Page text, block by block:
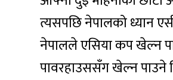
त्यसपछि नेपालको ध्यान
नेपालले एसिया कप खेल्न
पावरहाउससँग खेल्न पाउने